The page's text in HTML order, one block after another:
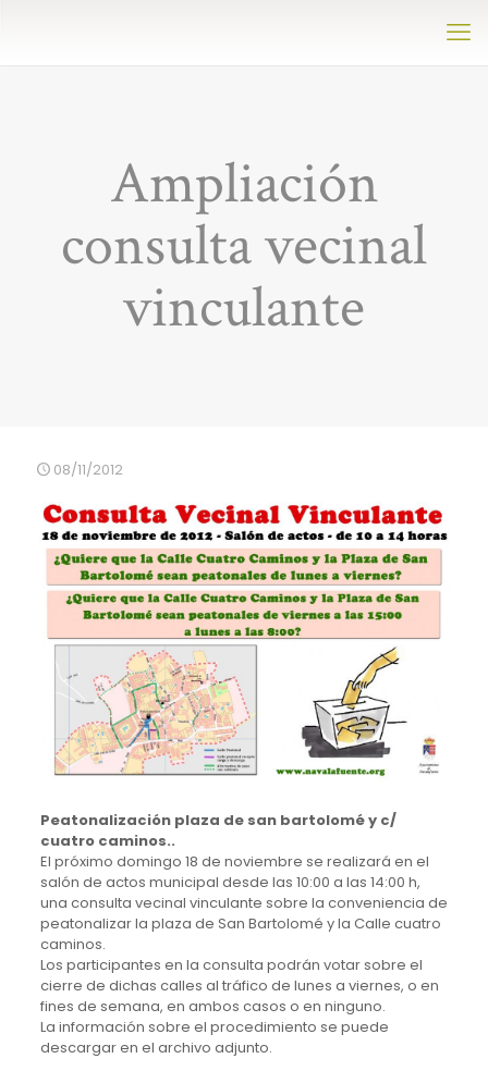
Ampliación
consulta vecinal
vinculante
08/11/2012
Peatonalización plaza de san bartolomé y c/
cuatro caminos..
El próximo domingo 18 de noviembre se realizará en el
salón de actos municipal desde las 10:00 a las 14:00 h,
una consulta vecinal vinculante sobre la conveniencia de
peatonalizar la plaza de San Bartolomé y la Calle cuatro
caminos.
Los participantes en la consulta podrán votar sobre el
cierre de dichas calles al tráfico de lunes a viernes, o en
fines de semana, en ambos casos o en ninguno.
La información sobre el procedimiento se puede
descargar en el archivo adjunto.